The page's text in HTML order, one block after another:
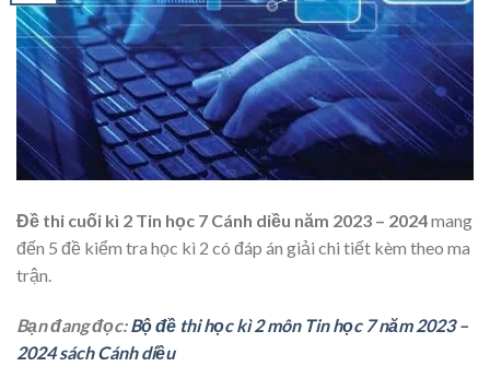
Đề thi cuối kì 2 Tin học 7 Cánh diều năm 2023 – 2024mang
đến 5 đề kiểm tra học kì 2 có đáp án giải chi tiết kèm theo ma
trận.
Bạn đang đọc:Bộ đề thi học kì 2 môn Tin học 7 năm 2023 –
2024 sách Cánh diều